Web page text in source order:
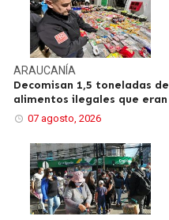
ARAUCANÍA
Decomisan 1,5 toneladas de
alimentos ilegales que eran
07 agosto, 2026